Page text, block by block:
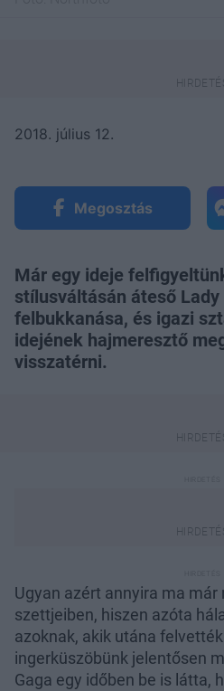
2018. július 12.
Megosztás
Már egy ideje
stílusváltásán áteső Lady
felbukkanása, és igazi
idejének hajmeresztő
visszatérni.
Ugyan azért annyira ma már
szettjeiben, hiszen azóta
azoknak, akik utána
ingerküszöbünk jelentősen
Gaga egy időben be is látta,